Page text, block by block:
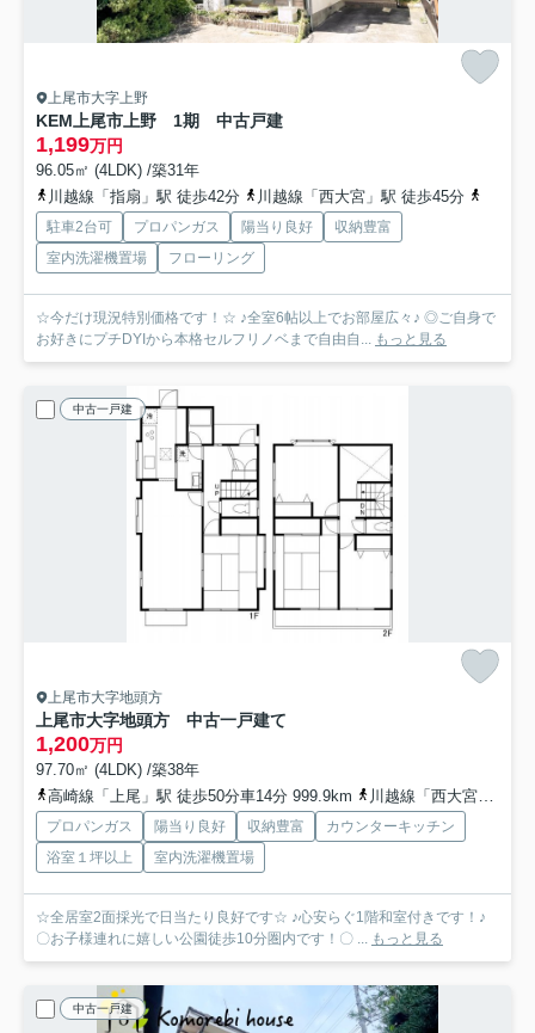
上尾市大字上野
KEM上尾市上野 1期 中古戸建
1,199万円
96.05㎡ (4LDK) /築31年
川越線「指扇」駅 徒歩42分
川越線「西大宮」駅 徒歩45分
駐車2台可 プロパンガス 陽当り良好
収納豊富
室内洗濯機置場
フローリング
☆今だけ現況特別価格です！☆ ♪全室6帖以上でお部屋広々♪ ◎ご自身で
お好きにプチDYIから本格セルフリノベまで自由自... もっと見る
中古一戸建
上尾市大字地頭方
上尾市大字地頭方 中古一戸建て
1,200万円
97.70㎡ (4LDK) /築38年
高崎線「上尾」駅 徒歩50分車14分 999.9km
川越線「西大宮」駅 徒歩45分
プロパンガス 陽当り良好 収納豊富
カウンターキッチン
浴室１坪以上
室内洗濯機置場
☆全居室2面採光で日当たり良好です☆ ♪心安らぐ1階和室付きです！♪
〇お子様連れに嬉しい公園徒歩10分圏内です！〇 ... もっと見る
中古一戸建